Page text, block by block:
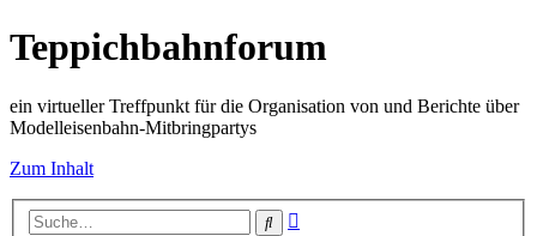
Teppichbahnforum
ein virtueller Treffpunkt für die Organisation von und Berichte über
Modelleisenbahn-Mitbringpartys
Zum Inhalt
Suche